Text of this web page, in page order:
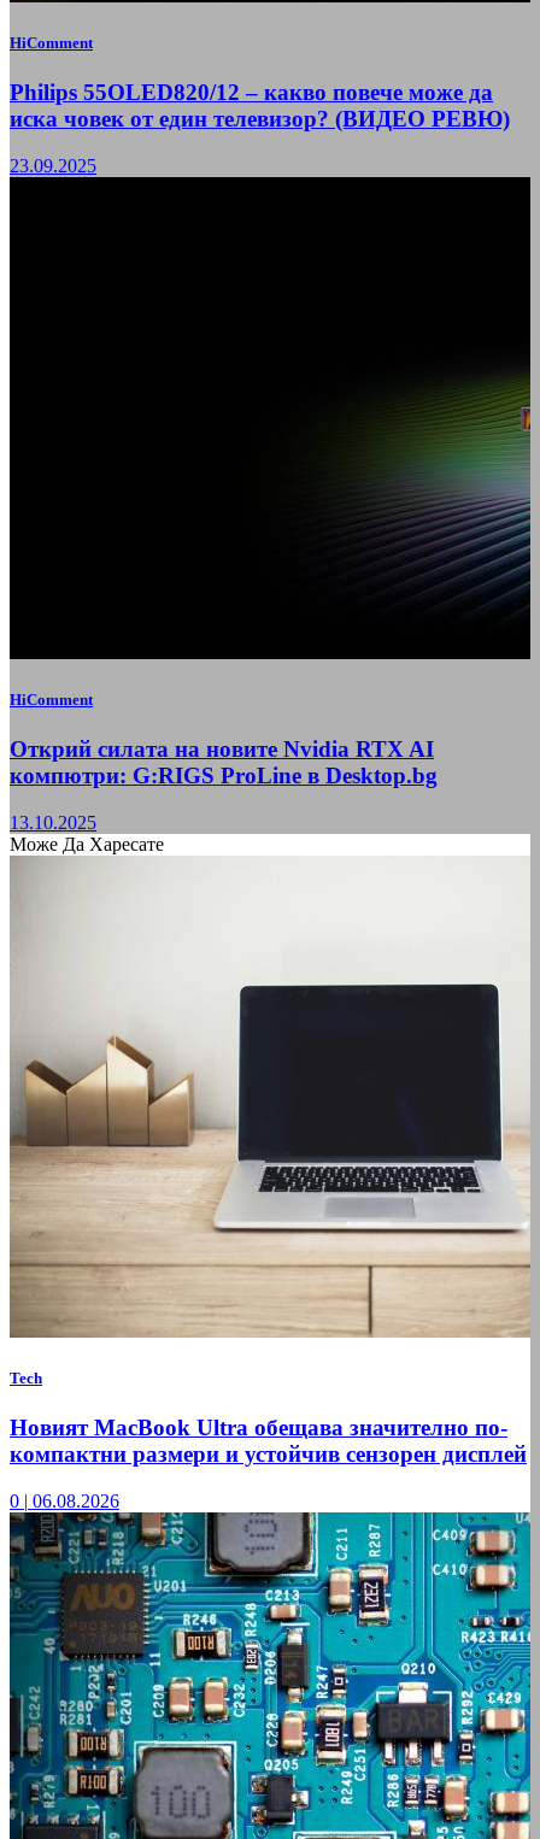
HiComment
Philips 55OLED820/12 – какво повече може да
иска човек от един телевизор? (ВИДЕО РЕВЮ)
23.09.2025
HiComment
Открий силата на новите Nvidia RTX AI
компютри: G:RIGS ProLine в Desktop.bg
13.10.2025
Може Да Харесате
Tech
Новият MacBook Ultra обещава значително по-
компактни размери и устойчив сензорен дисплей
0 | 06.08.2026